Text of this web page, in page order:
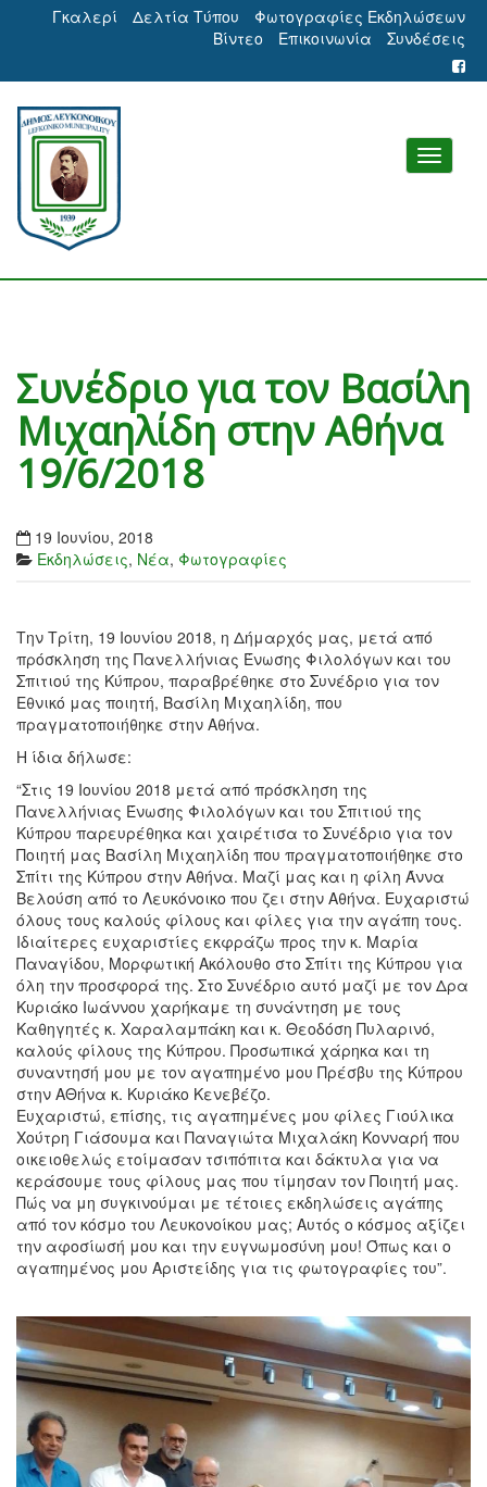
Γκαλερί Δελτία Τύπου
Φωτογραφίες Εκδηλώσεων
Βίντεο
Επικοινωνία Συνδέσεις
Συνέδριο για τον Βασίλη
Μιχαηλίδη στην Αθήνα
19/6/2018
19 Ιουνίου, 2018
Εκδηλώσεις, Νέα, Φωτογραφίες
Την Τρίτη, 19 Ιουνίου 2018, η Δήμαρχός μας, μετά από
πρόσκληση της Πανελλήνιας Ένωσης Φιλολόγων και του
Σπιτιού της Κύπρου, παραβρέθηκε στο Συνέδριο για τον
Εθνικό μας ποιητή, Βασίλη Μιχαηλίδη, που
πραγματοποιήθηκε στην Αθήνα.
Η ίδια δήλωσε:
“Στις 19 Ιουνίου 2018 μετά από πρόσκληση της
Πανελλήνιας Ένωσης Φιλολόγων και του Σπιτιού της
Κύπρου παρευρέθηκα και χαιρέτισα το Συνέδριο για τον
Ποιητή μας Βασίλη Μιχαηλίδη που πραγματοποιήθηκε στο
Σπίτι της Κύπρου στην Αθήνα. Μαζί μας και η φίλη Άννα
Βελούση από το Λευκόνοικο που ζει στην Αθήνα. Ευχαριστώ
όλους τους καλούς φίλους και φίλες για την αγάπη τους.
Ιδιαίτερες ευχαριστίες εκφράζω προς την κ. Μαρία
Παναγίδου, Μορφωτική Ακόλουθο στο Σπίτι της Κύπρου για
όλη την προσφορά της. Στο Συνέδριο αυτό μαζί με τον Δρα
Κυριάκο Ιωάννου χαρήκαμε τη συνάντηση με τους
Καθηγητές κ. Χαραλαμπάκη και κ. Θεοδόση Πυλαρινό,
καλούς φίλους της Κύπρου. Προσωπικά χάρηκα και τη
συναντησή μου με τον αγαπημένο μου Πρέσβυ της Κύπρου
στην ΑΘήνα κ. Κυριάκο Κενεβέζο.
Ευχαριστώ, επίσης, τις αγαπημένες μου φίλες Γιούλικα
Χούτρη Γιάσουμα και Παναγιώτα Μιχαλάκη Κονναρή που
οικειοθελώς ετοίμασαν τσιπόπιτα και δάκτυλα για να
κεράσουμε τους φίλους μας που τίμησαν τον Ποιητή μας.
Πώς να μη συγκινούμαι με τέτοιες εκδηλώσεις αγάπης
από τον κόσμο του Λευκονοίκου μας; Αυτός ο κόσμος αξίζει
την αφοσίωσή μου και την ευγνωμοσύνη μου! Όπως και ο
αγαπημένος μου Αριστείδης για τις φωτογραφίες του”.